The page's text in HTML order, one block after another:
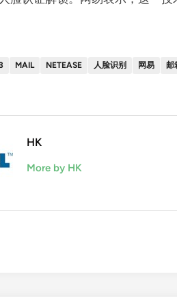
MAIL NETEASE 人脸识别 网易 邮
HK
More by HK